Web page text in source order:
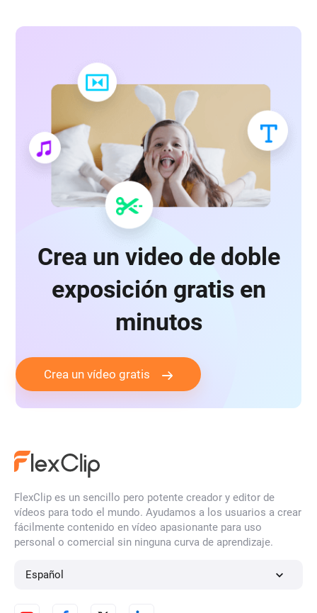
Crea un video de doble
exposición gratis en
minutos
Crea un vídeo gratis
FlexClip es un sencillo pero potente creador y editor de
vídeos para todo el mundo. Ayudamos a los usuarios a crear
fácilmente contenido en vídeo apasionante para uso
personal o comercial sin ninguna curva de aprendizaje.
Español